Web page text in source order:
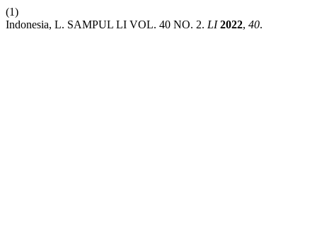
(1)
Indonesia, L. SAMPUL LI VOL. 40 NO. 2. LI 2022, 40.